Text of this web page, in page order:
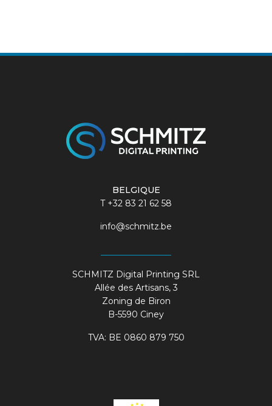
BELGIQUE
T +32 83 21 62 58
info@schmitz.be
SCHMITZ Digital Printing SRL
Allée des Artisans, 3
Zoning de Biron
B-5590 Ciney
TVA: BE 0860 879 750